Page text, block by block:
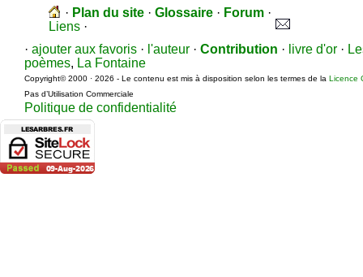
· Plan du site · Glossaire · Forum ·
Liens ·
· ajouter aux favoris · l'auteur · Contribution · livre d'or ·
poèmes, La Fontaine
Copyright© 2000 · 2026 - Le contenu est mis à disposition selon les termes de la Licence
Pas d’Utilisation Commerciale
Politique de confidentialité